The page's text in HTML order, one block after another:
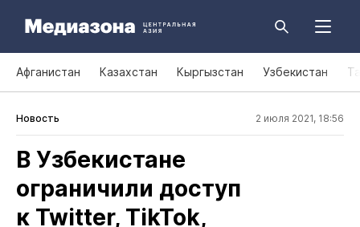
Афганистан Казахстан Кыргызстан Узбекистан
Новость 2 июля 2021, 18:56
В Узбекистане
ограничили доступ
к Twitter, TikTok,